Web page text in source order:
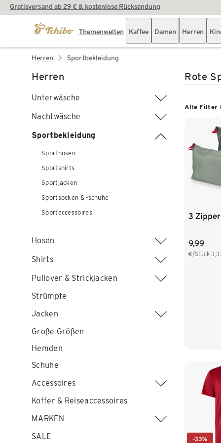
Gratisversand ab 29 € & kostenlose Rücksendung
Themenwelten Kaffee Damen Herren
Herren Sportbekleidung
Herren
Unterwäsche
Nachtwäsche
Sportbekleidung
Sporthosen
Sportshirts
Sportjacken
Sportsocken & -schuhe
Sportaccessoires
Hosen
Shirts
Pullover & Strickjacken
Strümpfe
Jacken
Große Größen
Hemden
Schuhe
Accessoires
Koffer & Reiseaccessoires
MARKEN
SALE
Rote
Alle Filter
3
9,99
€/Stück
-33%